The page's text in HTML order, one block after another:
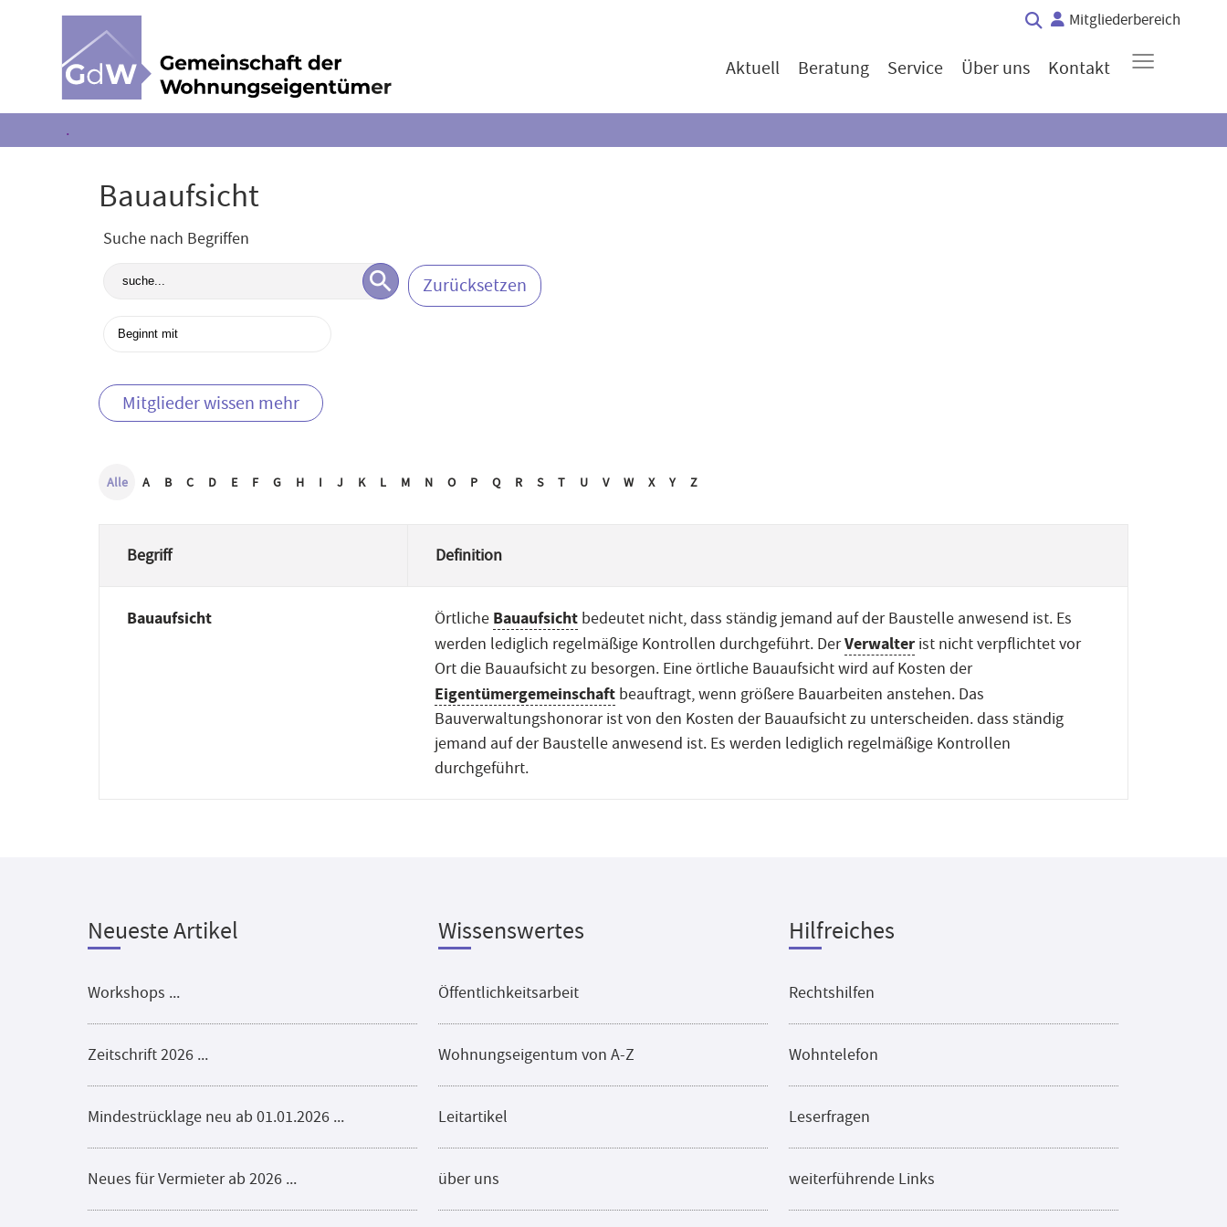
Mitgliederbereich
Aktuell Beratung Service Über uns Kontakt ≡
.
Bauaufsicht
Suche nach Begriffen
Mitglieder wissen mehr
Alle A B C D E F G H I J K L M N O P Q R S T U V W X Y Z
Begriff Definition
Bauaufsicht Örtliche Bauaufsicht bedeutet nicht, dass ständig jemand auf der Baustelle anwesend ist. Es
werden lediglich regelmäßige Kontrollen durchgeführt. DerVerwalter ist nicht verpflichtet vor
Ort die Bauaufsicht zu besorgen. Eine örtliche Bauaufsicht wird auf Kosten der
Eigentümergemeinschaft beauftragt, wenn größere Bauarbeiten anstehen. Das
Bauverwaltungshonorar ist von den Kosten der Bauaufsicht zu unterscheiden. dass ständig
jemand auf der Baustelle anwesend ist. Es werden lediglich regelmäßige Kontrollen
durchgeführt.
Neueste Artikel
Workshops ...
Zeitschrift 2026 ...
Mindestrücklage neu ab 01.01.2026 ...
Neues für Vermieter ab 2026 ...
Wissenswertes
Öffentlichkeitsarbeit
Wohnungseigentum von A-Z
Leitartikel
über uns
Hilfreiches
Rechtshilfen
Wohntelefon
Leserfragen
weiterführende Links